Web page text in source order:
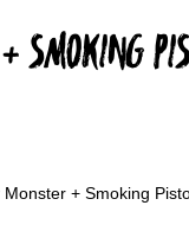
SMOKING
+ Smoking